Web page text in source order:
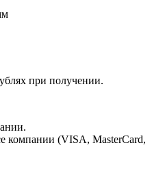
при получении.
компании (VISA, MasterCard,